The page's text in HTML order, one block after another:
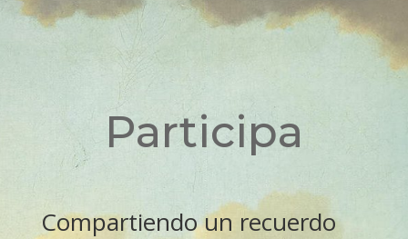
Participa
Compartiendo un recuerdo